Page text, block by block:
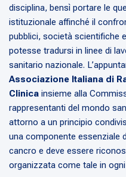
disciplina, bensì portare le
istituzionale affinché il
pubblici, società scientifiche
potesse tradursi in linee di
sanitario nazionale.
Associazione Italiana di
Clinica insieme alla
rappresentanti del mondo
attorno a un principio
una componente essenziale
cancro e deve essere
organizzata come tale in